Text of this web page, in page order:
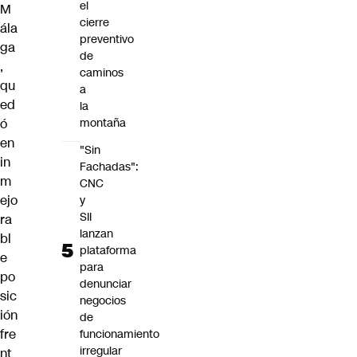
M
ála
ga
,
qu
ed
ó
en
in
m
ejo
ra
bl
e
po
sic
ión
fre
nt
el
cierre
preventivo
de
caminos
a
la
montaña
"Sin
Fachadas":
CNC
y
SII
lanzan
plataforma
para
denunciar
negocios
de
funcionamiento
irregular